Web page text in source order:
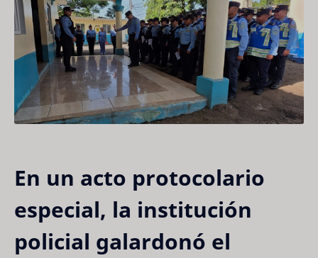
En un acto protocolario
especial, la institución
policial galardonó el